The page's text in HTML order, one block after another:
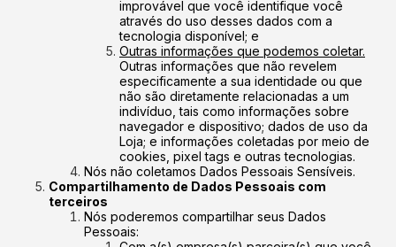
improvável que você identifique você
através do uso desses dados com a
tecnologia disponível; e
Outras informações que podemos coletar.
Outras informações que não revelem
especificamente a sua identidade ou que
não são diretamente relacionadas a um
indivíduo, tais como informações sobre
navegador e dispositivo; dados de uso da
Loja; e informações coletadas por meio de
cookies, pixel tags e outras tecnologias.
Nós não coletamos Dados Pessoais Sensíveis.
Compartilhamento de Dados Pessoais com
terceiros
Nós poderemos compartilhar seus Dados
Pessoais: